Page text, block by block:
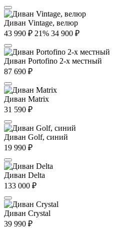
Диван Vintage, велюр
43 990 ₽ 21% 34 900 ₽
Диван Portofino 2-х местный
87 690 ₽
Диван Matrix
31 590 ₽
Диван Golf, синий
19 990 ₽
Диван Delta
133 000 ₽
Диван Crystal
39 990 ₽